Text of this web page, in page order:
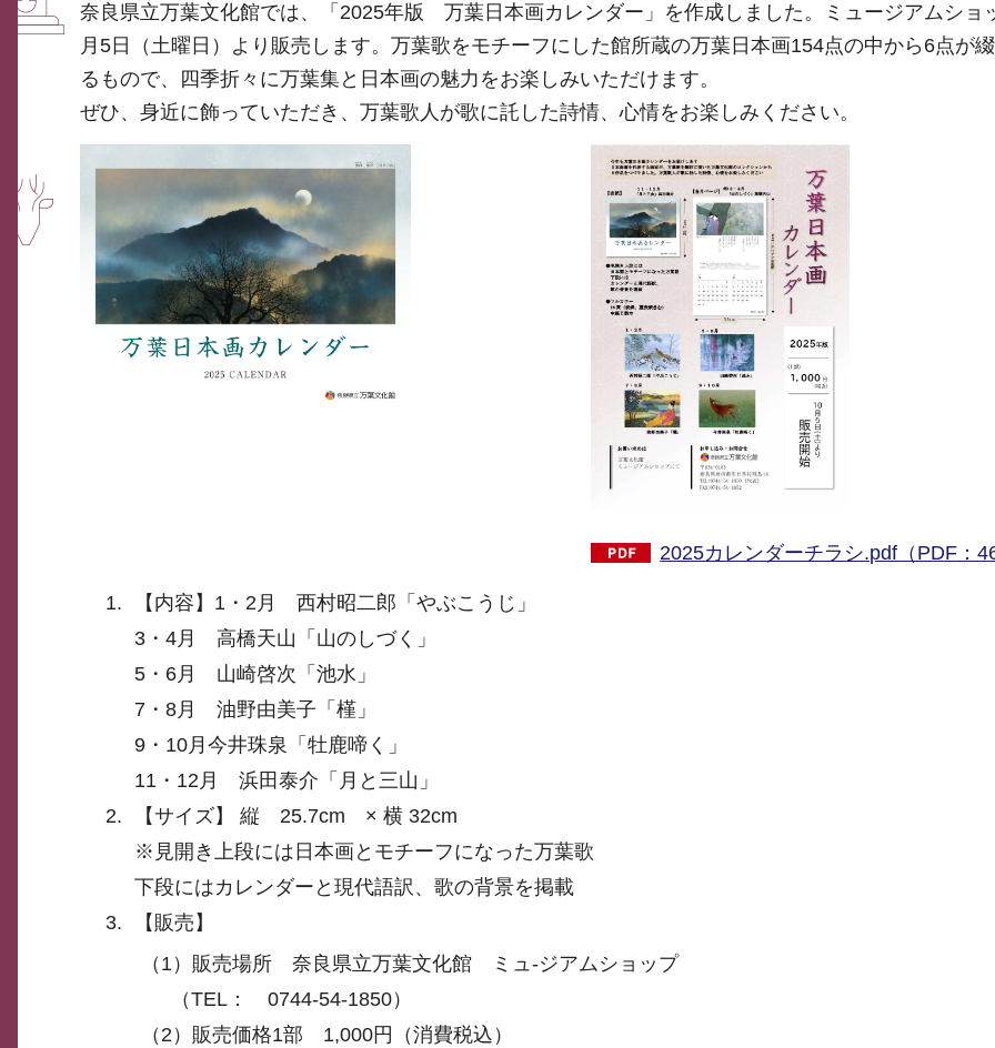
奈良県立万葉文化館では、「2025年版 万葉日本画カレンダー」を作成しました。ミュージアムショ
月5日（土曜日）より販売します。万葉歌をモチーフにした館所蔵の万葉日本画154点の中から6点が
るもので、四季折々に万葉集と日本画の魅力をお楽しみいただけます。
ぜひ、身近に飾っていただき、万葉歌人が歌に託した詩情、心情をお楽しみください。
2025カレンダーチラシ.pdf（PDF：
【内容】1・2月 西村昭二郎「やぶこうじ」
3・4月 高橋天山「山のしづく」
5・6月 山崎啓次「池水」
7・8月 油野由美子「槿」
9・10月今井珠泉「牡鹿啼く」
11・12月 浜田泰介「月と三山」
【サイズ】 縦 25.7cm × 横 32cm
※見開き上段には日本画とモチーフになった万葉歌
下段にはカレンダーと現代語訳、歌の背景を掲載
【販売】
（1）販売場所 奈良県立万葉文化館 ミュ-ジアムショップ
（TEL： 0744-54-1850）
（2）販売価格1部 1,000円（消費税込）